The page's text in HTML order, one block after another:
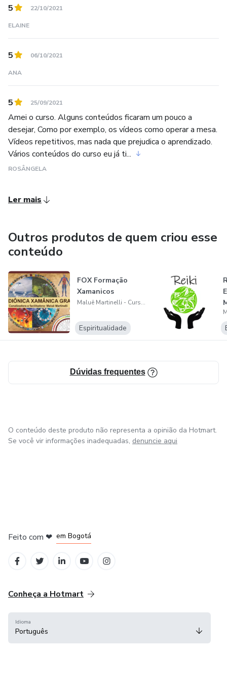
Blindagem Heart & Pranic.
Sou filiada à ITR - International Therapists Registry, WTO
World Therapists e SLTM – Sociedade Livre de
REDES SOCIAIS:
YOUTUBE: Maluê Martinelli
FACEBOOK e INSTAGRAM: @maluemartinelli.xama
CANAL TELEGRAM: t.me/mulheresguardiasdalua
Whatsapp (11) 96649-2004
5 22/10/2021
ELAINE
5 06/10/2021
ANA
5 25/09/2021
Amei o curso. Alguns conteúdos ficaram um pouco a
desejar, Como por exemplo, os vídeos como operar a mesa.
Vídeos repetitivos, mas nada que prejudica o aprendizado.
Vários conteúdos do curso eu já ti...
ROSÂNGELA
Ler mais
Outros produtos de quem criou esse
conteúdo
FOX Formação
Xamanicos
Maluê Martinelli - Cursos e Terapias
Espiritualidade
Dúvidas frequentes
O conteúdo deste produto não representa a opinião da Hotmart.
Se você vir informações inadequadas, denuncie aqui
Feito com ❤ em Bogotá
Conheça a Hotmart
Idioma
Português